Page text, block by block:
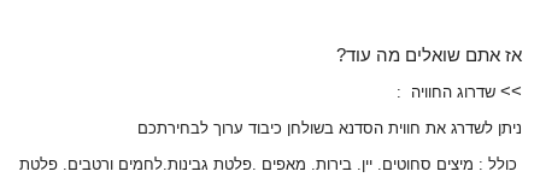
אז אתם שואלים מה עוד?
>> שדרוג החוויה :
ניתן לשדרג את חווית הסדנא בשולחן כיבוד ערוך לבחירתכם
כולל : מיצים סחוטים. יין. בירות. מאפים .פלטת גבינות.לחמים ורטבים. פלטת